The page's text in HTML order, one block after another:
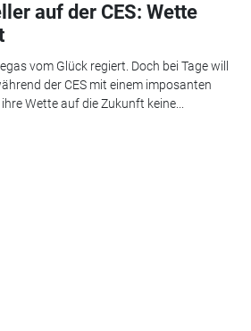
auf der CES: Wette
vom Glück regiert. Doch bei Tage will
der CES mit einem imposanten
Wette auf die Zukunft keine...